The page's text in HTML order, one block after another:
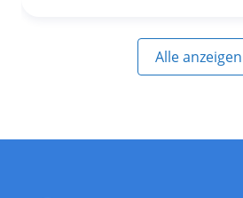
Alle anzeigen